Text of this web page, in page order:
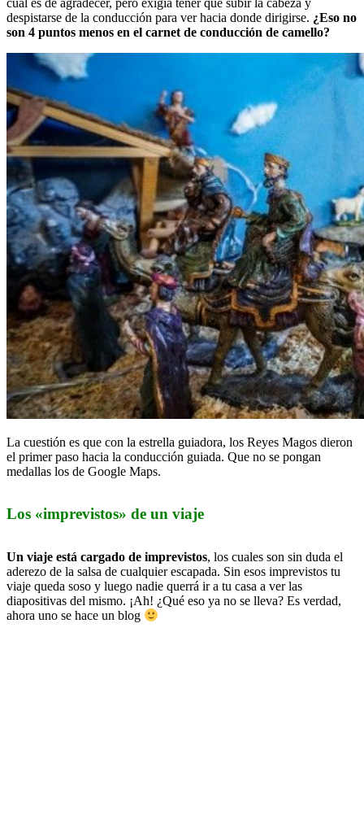
despistarse de la conducción para ver hacia donde dirigirse. ¿Eso no
son 4 puntos menos en el carnet de conducción de camello?
La cuestión es que con la estrella guiadora, los Reyes Magos dieron
el primer paso hacia la conducción guiada. Que no se pongan
medallas los de Google Maps.
Los «imprevistos» de un viaje
Un viaje está cargado de imprevistos, los cuales son sin duda el
aderezo de la salsa de cualquier escapada. Sin esos imprevistos tu
viaje queda soso y luego nadie querrá ir a tu casa a ver las
diapositivas del mismo. ¡Ah! ¿Qué eso ya no se lleva? Es verdad,
ahora uno se hace un blog